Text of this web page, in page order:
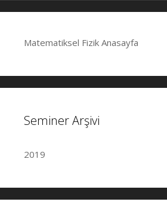
Matematiksel Fizik Anasayfa
Seminer Arşivi
2019